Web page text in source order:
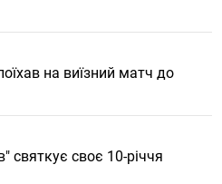
на виїзний матч до
святкує своє 10-річчя